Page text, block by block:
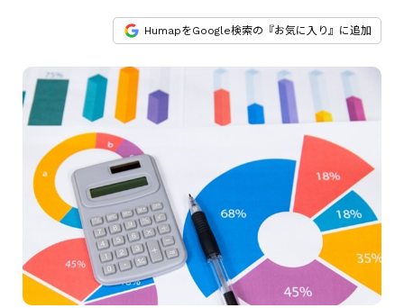
HumapをGoogle検索の『お気に入り』に追加